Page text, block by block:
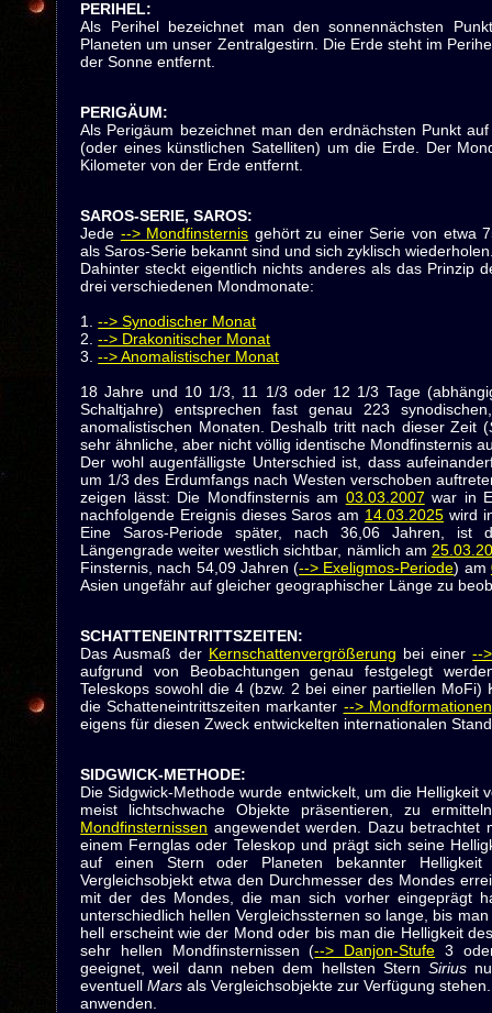
PERIHEL:
Als Perihel bezeichnet man den sonnennächsten
Planeten um unser Zentralgestirn. Die Erde steht im
der Sonne entfernt.
PERIGÄUM:
Als Perigäum bezeichnet man den erdnächsten Punkt
(oder eines künstlichen Satelliten) um die Erde. Der
Kilometer von der Erde entfernt.
SAROS-SERIE, SAROS:
Jede --> Mondfinsternis gehört zu einer Serie von etwa
als Saros-Serie bekannt sind und sich zyklisch
Dahinter steckt eigentlich nichts anderes als das Prinzip
drei verschiedenen Mondmonate:
1.--> Synodischer Monat
2.--> Drakonitischer Monat
3.--> Anomalistischer Monat
18 Jahre und 10 1/3, 11 1/3 oder 12 1/3 Tage
Schaltjahre) entsprechen fast genau 223
anomalistischen Monaten. Deshalb tritt nach dieser Zeit (
sehr ähnliche, aber nicht völlig identische Mondfinsternis
Der wohl augenfälligste Unterschied ist, dass
um 1/3 des Erdumfangs nach Westen verschoben
zeigen lässt: Die Mondfinsternis am 03.03.2007 war in
nachfolgende Ereignis dieses Saros am 14.03.2025 wird
Eine Saros-Periode später, nach 36,06 Jahren, ist
Längengrade weiter westlich sichtbar, nämlich am
Finsternis, nach 54,09 Jahren (--> Exeligmos-Periode) am
Asien ungefähr auf gleicher geographischer Länge zu
SCHATTENEINTRITTSZEITEN:
Das Ausmaß der Kernschattenvergrößerung bei einer--
aufgrund von Beobachtungen genau festgelegt
Teleskops sowohl die 4 (bzw. 2 bei einer partiellen MoFi)
die Schatteneintrittszeiten markanter --> Mondformationen
eigens für diesen Zweck entwickelten internationalen
SIDGWICK-METHODE:
Die Sidgwick-Methode wurde entwickelt, um die Helligkeit
meist lichtschwache Objekte präsentieren, zu
Mondfinsternissen angewendet werden. Dazu betrachtet
einem Fernglas oder Teleskop und prägt sich seine
auf einen Stern oder Planeten bekannter
Vergleichsobjekt etwa den Durchmesser des Mondes
mit der des Mondes, die man sich vorher eingeprägt
unterschiedlich hellen Vergleichssternen so lange, bis
hell erscheint wie der Mond oder bis man die Helligkeit
sehr hellen Mondfinsternissen (--> Danjon-Stufe 3
geeignet, weil dann neben dem hellsten SternSirius
eventuellMars als Vergleichsobjekte zur Verfügung
anwenden.